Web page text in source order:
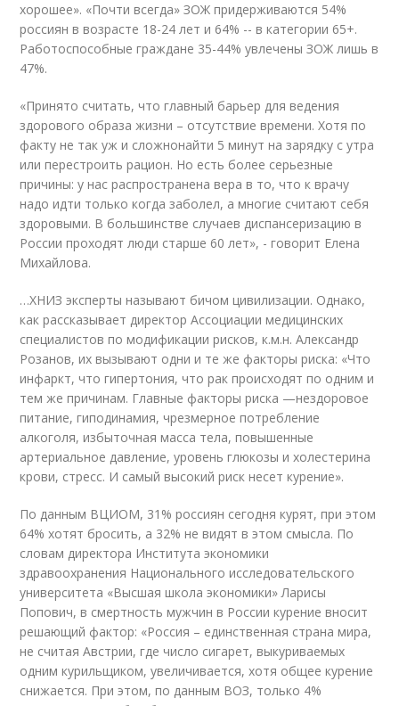
хорошее». «Почти всегда» ЗОЖ придерживаются 54%
россиян в возрасте 18-24 лет и 64% -- в категории 65+.
Работоспособные граждане 35-44% увлечены ЗОЖ лишь в
47%.
«Принято считать, что главный барьер для ведения
здорового образа жизни – отсутствие времени. Хотя по
факту не так уж и сложнонайти 5 минут на зарядку с утра
или перестроить рацион. Но есть более серьезные
причины: у нас распространена вера в то, что к врачу
надо идти только когда заболел, а многие считают себя
здоровыми. В большинстве случаев диспансеризацию в
России проходят люди старше 60 лет», - говорит Елена
Михайлова.
…ХНИЗ эксперты называют бичом цивилизации. Однако,
как рассказывает директор Ассоциации медицинских
специалистов по модификации рисков, к.м.н. Александр
Розанов, их вызывают одни и те же факторы риска: «Что
инфаркт, что гипертония, что рак происходят по одним и
тем же причинам. Главные факторы риска —нездоровое
питание, гиподинамия, чрезмерное потребление
алкоголя, избыточная масса тела, повышенные
артериальное давление, уровень глюкозы и холестерина
крови, стресс. И самый высокий риск несет курение».
По данным ВЦИОМ, 31% россиян сегодня курят, при этом
64% хотят бросить, а 32% не видят в этом смысла. По
словам директора Института экономики
здравоохранения Национального исследовательского
университета «Высшая школа экономики» Ларисы
Попович, в смертность мужчин в России курение вносит
решающий фактор: «Россия – единственная страна мира,
не считая Австрии, где число сигарет, выкуриваемых
одним курильщиком, увеличивается, хотя общее курение
снижается. При этом, по данным ВОЗ, только 4%